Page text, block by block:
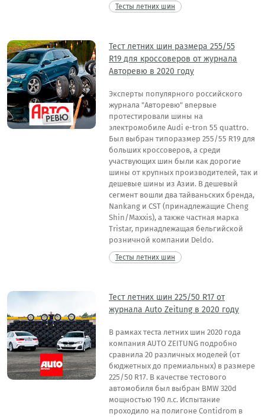
Тесты летних шин
Тест летних шин размера 255/55
R19 для кроссоверов от журнала
Авторевю в 2020 году
Эксперты популярного российского
журнала "Авторевю" впервые
протестировали шины на
электромобиле Audi e-tron 55 quattro.
Был выбран типоразмер 255/55 R19 для
больших кроссоверов, а среди
участвующих шин были как дорогие
шины от крупных производителей, так и
дешевые шины из Азии. В дешевый
сегмент вошли два тайваньских бренда,
Nankang и CST (принадлежащие Cheng
Shin/Maxxis), а также частная марка
Tristar, принадлежащая бельгийской
розничной компании Deldo.
Тесты летних шин
Тест летних шин 225/50 R17 от
журнала Auto Zeitung в 2020 году
В рамках теста летних шин 2020 года
компания AUTO ZEITUNG подробно
сравнила 20 различных моделей (от
бюджетных до премиальных) в размере
225/50 R17. В качестве тестового
автомобиля был выбран BMW 320d
мощностью 190 л.с. Испытание
проходило на полигоне Contidrom в